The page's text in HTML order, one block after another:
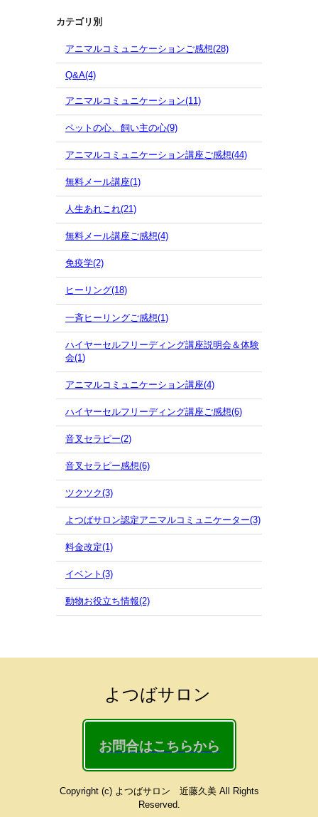
カテゴリ別
アニマルコミュニケーションご感想(28)
Q&A(4)
アニマルコミュニケーション(11)
ペットの心、飼い主の心(9)
アニマルコミュニケーション講座ご感想(44)
無料メール講座(1)
人生あれこれ(21)
無料メール講座ご感想(4)
免疫学(2)
ヒーリング(18)
一斉ヒーリングご感想(1)
ハイヤーセルフリーディング講座説明会＆体験
会(1)
アニマルコミュニケーション講座(4)
ハイヤーセルフリーディング講座ご感想(6)
音叉セラピー(2)
音叉セラピー感想(6)
ツクツク(3)
よつばサロン認定アニマルコミュニケーター(3)
料金改定(1)
イベント(3)
動物お役立ち情報(2)
よつばサロン
お問合はこちらから
Copyright (c) よつばサロン 近藤久美 All Rights
Reserved.